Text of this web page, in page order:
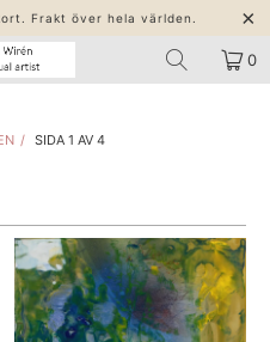
Frakt över hela världen.
0
/ SIDA 1 AV 4